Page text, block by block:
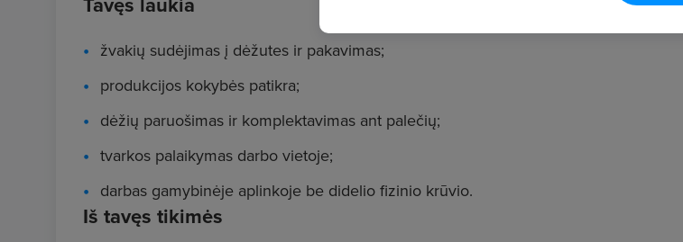
Iš tavęs tikimės
žvakių sudėjimas į dėžutes ir pakavimas;
produkcijos kokybės patikra;
dėžių paruošimas ir komplektavimas ant palečių;
tvarkos palaikymas darbo vietoje;
darbas gamybinėje aplinkoje be didelio fizinio krūvio.